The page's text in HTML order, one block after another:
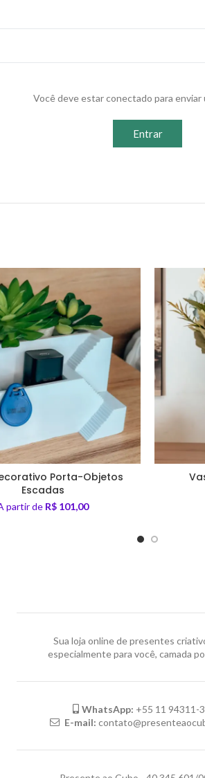
Você deve estar conectado para enviar
Entrar
Porta-Objetos
Escadas
partir de R$ 101,00
Sua loja online de presentes
especialmente para você, camada
WhatsApp: +55 11 94311-
E-mail: